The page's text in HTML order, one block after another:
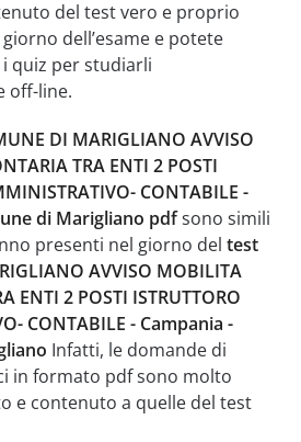
del test vero e proprio
dell’esame e potete
quiz per studiarli
off-line.
DI MARIGLIANO AVVISO
TRA ENTI 2 POSTI
CONTABILE -
di Marigliano pdfsono simili
presenti nel giorno del test
AVVISO MOBILITA
ENTI 2 POSTI ISTRUTTORO
CONTABILE - Campania -
Infatti, le domande di
in formato pdf sono molto
e contenuto a quelle del test